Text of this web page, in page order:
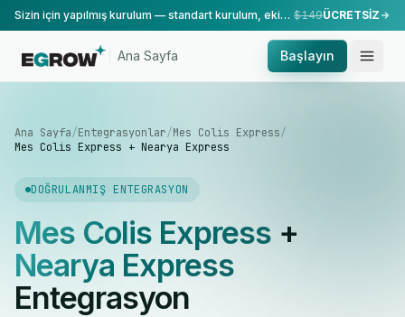
Sizin için yapılmış kurulum — standart kurulum, ekibimiz tarafından yapılır. $149ÜCRETSİZ
Ana Sayfa Başlayın
Ana Sayfa/Entegrasyonlar/Mes Colis Express/
Mes Colis Express + Nearya Express
DOĞRULANMIŞ ENTEGRASYON
Mes Colis Express+
Nearya Express
Entegrasyon